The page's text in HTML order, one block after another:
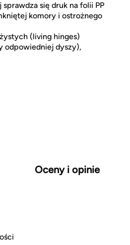
się druk na folii PP
komory i ostrożnego
(living hinges)
odpowiedniej dyszy),
Oceny i opinie